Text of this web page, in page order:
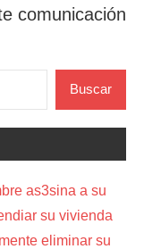
comunicación
Buscar
as3sina a su
su vivienda
eliminar su